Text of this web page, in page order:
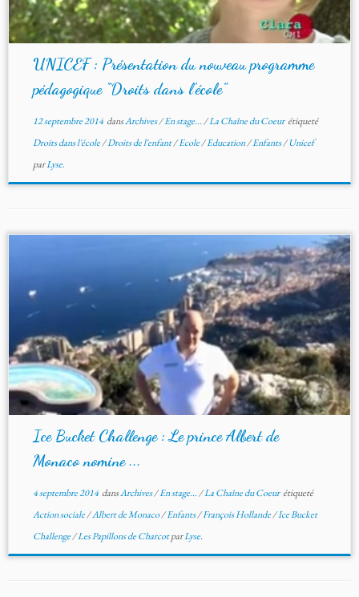
UNICEF : Présentation du nouveau programme
pédagogique “Droits dans l’école”
12 septembre 2014dansArchives/En stage.../La Chaîne du Coeur étiqueté
Droits dans l'école/Droits de l'enfant/Ecole/Education/Enfants/Unicef
parLyse.
Ice Bucket Challenge : Le prince Albert de
Monaco nomine ...
4 septembre 2014dansArchives/En stage.../La Chaîne du Coeur étiqueté
Action sociale/Albert de Monaco/Enfants/François Hollande/Ice Bucket
Challenge/Les Papillons de CharcotparLyse.